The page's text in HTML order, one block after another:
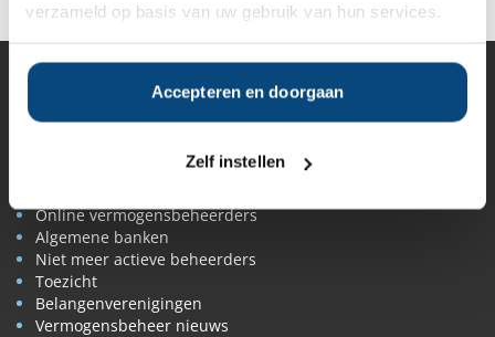
verzameld op basis van uw gebruik van hun services.
Accepteren en doorgaan
Zelf instellen
Vermogensbeheer
Alle vermogensbeheerders in Nederland
Vermogensbeheerders per regio
Online vermogensbeheerders
Algemene banken
Niet meer actieve beheerders
Toezicht
Belangenverenigingen
Vermogensbeheer nieuws